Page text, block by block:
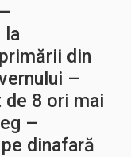
la
din
–
8 ori mai
–
dinafară